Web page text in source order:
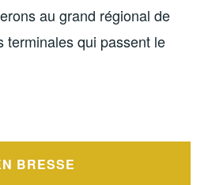
au grand régional de
terminales qui passent le
BRESSE